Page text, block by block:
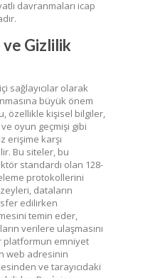
davranmaları icap
Gizlilik
sağlayıcılar olarak
büyük önem
özellikle kişisel bilgiler,
oyun geçmişi gibi
erişime karşı
Bu siteler, bu
standardı olan 128-
protokollerini
dataların
edilirken
temin eder,
verilere ulaşmasını
platformun emniyet
web adresinin
ve tarayıcıdaki